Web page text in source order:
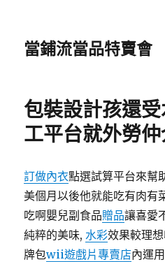
當鋪流當品特賣會
包裝設計孩還
工平台就外勞
訂做內衣點選試算平台來幫
美個月以後他就能吃有肉有
吃啊嬰兒副食品贈品讓喜愛
純粹的美味,水彩效果較理
牌包wii遊戲片專賣店內運